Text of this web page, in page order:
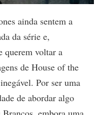
ainda sentem a
da série e,
querem voltar a
de House of the
Por ser uma
de abordar algo